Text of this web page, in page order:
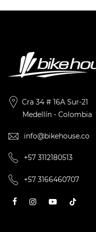
Cra 34 # 16A Sur-21
Medellín - Colombia
info@bikehouse.co
+57 3112180513
+57 3166460707